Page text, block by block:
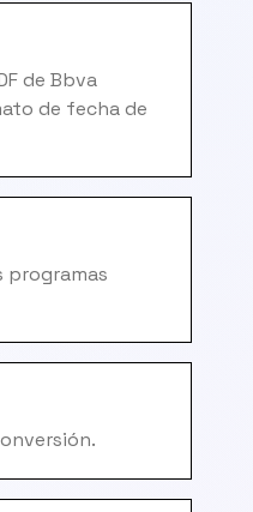
de Bbva
de fecha de
programas